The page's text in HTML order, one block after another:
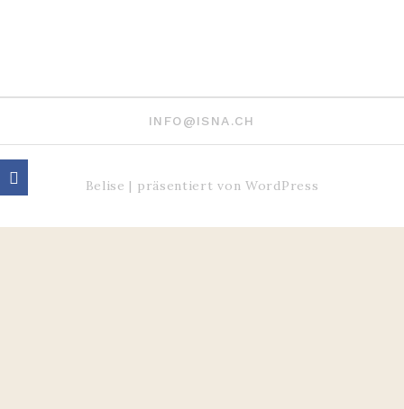
Belise | präsentiert vonWordPress
INFO@ISNA.CH